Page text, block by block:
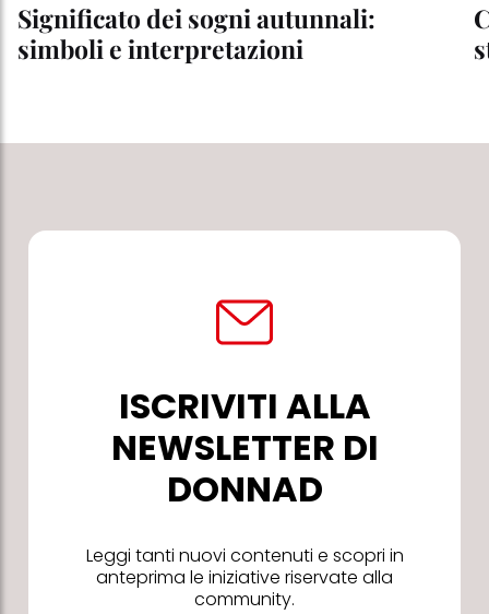
Significato dei sogni autunnali:
simboli e interpretazioni
ISCRIVITI ALLA
NEWSLETTER DI
DONNAD
Leggi tanti nuovi contenuti e scopri in
anteprima le iniziative riservate alla
community.